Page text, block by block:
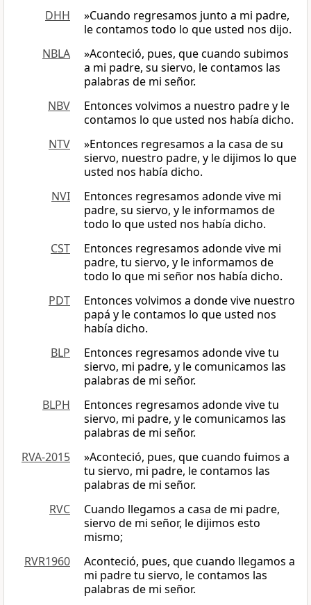
DHH
»Cuando regresamos junto a mi padre,
le contamos todo lo que usted nos dijo.
NBLA
»Aconteció, pues, que cuando subimos
a mi padre, su siervo, le contamos las
palabras de mi señor.
NBV
Entonces volvimos a nuestro padre y le
contamos lo que usted nos había dicho.
NTV
»Entonces regresamos a la casa de su
siervo, nuestro padre, y le dijimos lo que
usted nos había dicho.
NVI
Entonces regresamos adonde vive mi
padre, su siervo, y le informamos de
todo lo que usted nos había dicho.
CST
Entonces regresamos adonde vive mi
padre, tu siervo, y le informamos de
todo lo que mi señor nos había dicho.
PDT
Entonces volvimos a donde vive nuestro
papá y le contamos lo que usted nos
había dicho.
BLP
Entonces regresamos adonde vive tu
siervo, mi padre, y le comunicamos las
palabras de mi señor.
BLPH
Entonces regresamos adonde vive tu
siervo, mi padre, y le comunicamos las
palabras de mi señor.
RVA-2015
»Aconteció, pues, que cuando fuimos a
tu siervo, mi padre, le contamos las
palabras de mi señor.
RVC
Cuando llegamos a casa de mi padre,
siervo de mi señor, le dijimos esto
mismo;
RVR1960
Aconteció, pues, que cuando llegamos a
mi padre tu siervo, le contamos las
palabras de mi señor.